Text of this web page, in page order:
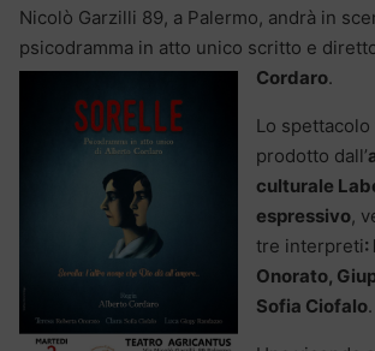
Nicolò Garzilli 89, a Palermo, andrà in
psicodramma in atto unico scritto e
Cordaro.
Lo
prodotto dall’
culturale
espressivo,
tre interpreti:
Onorato,
Sofia Ciofalo.